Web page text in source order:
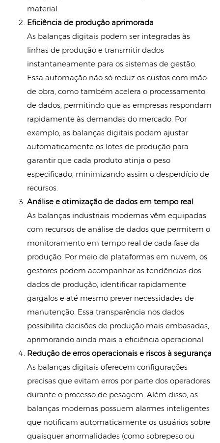
material.
Eficiência de produção aprimorada
As balanças digitais podem ser integradas às
linhas de produção e transmitir dados
instantaneamente para os sistemas de gestão.
Essa automação não só reduz os custos com mão
de obra, como também acelera o processamento
de dados, permitindo que as empresas respondam
rapidamente às demandas do mercado. Por
exemplo, as balanças digitais podem ajustar
automaticamente os lotes de produção para
garantir que cada produto atinja o peso
especificado, minimizando assim o desperdício de
recursos.
Análise e otimização de dados em tempo real
As balanças industriais modernas vêm equipadas
com recursos de análise de dados que permitem o
monitoramento em tempo real de cada fase da
produção. Por meio de plataformas em nuvem, os
gestores podem acompanhar as tendências dos
dados de produção, identificar rapidamente
gargalos e até mesmo prever necessidades de
manutenção. Essa transparência nos dados
possibilita decisões de produção mais embasadas,
aprimorando ainda mais a eficiência operacional.
Redução de erros operacionais e riscos à segurança
As balanças digitais oferecem configurações
precisas que evitam erros por parte dos operadores
durante o processo de pesagem. Além disso, as
balanças modernas possuem alarmes inteligentes
que notificam automaticamente os usuários sobre
quaisquer anormalidades (como sobrepeso ou